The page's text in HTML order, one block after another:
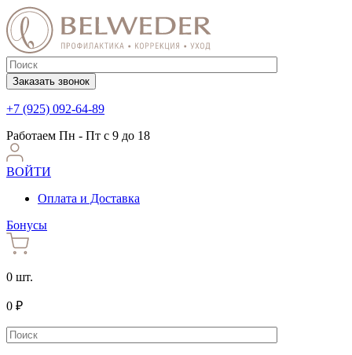
Заказать звонок
+7 (925) 092-64-89
Работаем Пн - Пт с 9 до 18
ВОЙТИ
Оплата и Доставка
Бонусы
0 шт.
0 ₽